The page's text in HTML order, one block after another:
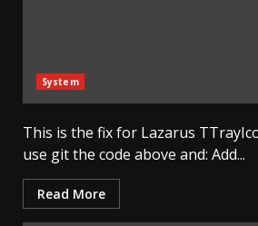
System
This is the fix for Lazarus
use git the code above and: Add...
Read More